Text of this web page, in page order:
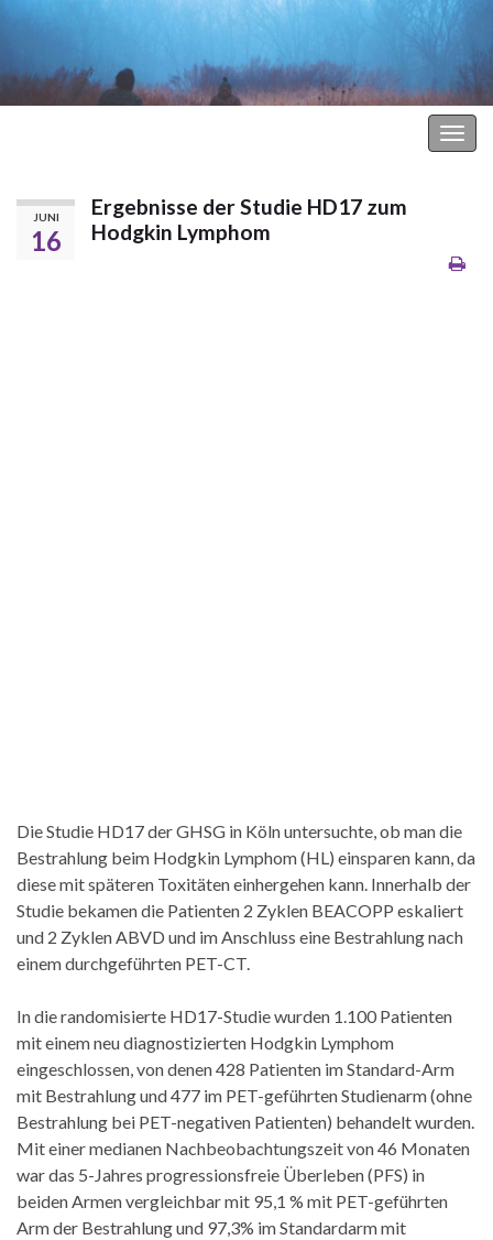
JUNI
16
Ergebnisse der Studie HD17 zum
Hodgkin Lymphom
Die Studie HD17 der GHSG in Köln untersuchte, ob man die
Bestrahlung beim Hodgkin Lymphom (HL) einsparen kann, da
diese mit späteren Toxitäten einhergehen kann. Innerhalb der
Studie bekamen die Patienten 2 Zyklen BEACOPP eskaliert
und 2 Zyklen ABVD und im Anschluss eine Bestrahlung nach
einem durchgeführten PET-CT.
In die randomisierte HD17-Studie wurden 1.100 Patienten
mit einem neu diagnostizierten Hodgkin Lymphom
eingeschlossen, von denen 428 Patienten im Standard-Arm
mit Bestrahlung und 477 im PET-geführten Studienarm (ohne
Bestrahlung bei PET-negativen Patienten) behandelt wurden.
Mit einer medianen Nachbeobachtungszeit von 46 Monaten
war das 5-Jahres progressionsfreie Überleben (PFS) in
beiden Armen vergleichbar mit 95,1 % mit PET-geführten
Arm der Bestrahlung und 97,3% im Standardarm mit